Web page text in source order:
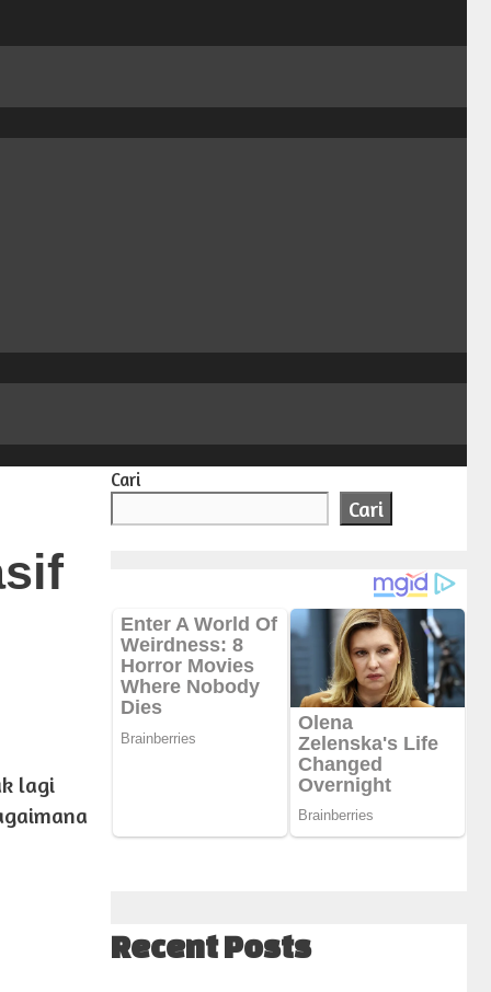
lagi
Cari
Cari
Recent Posts